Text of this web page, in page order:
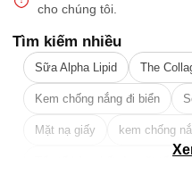
cho chúng tôi.
Tìm kiếm nhiều
Sữa Alpha Lipid The
Kem chống nắng đi biển
Mặt nạ giấy kem chống
Tẩy tế bào chết da mặt tốt
Mã Giảm Giá